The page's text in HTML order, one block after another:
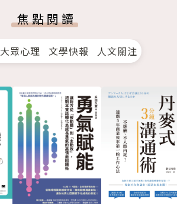
焦點閱讀
大眾心理 文學快報 人文關注